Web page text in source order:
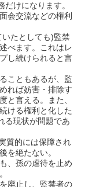
けになります。
会交流などの権利
たとしても)監禁
べます。これはレ
し続けられると言
こともあるが、監
れば妨害・排除す
と言える。また、
ける権利と化した
る現状が問題であ
質的には保障され
を絶たない。
、孫の虐待を止め
廃止し、監禁者の